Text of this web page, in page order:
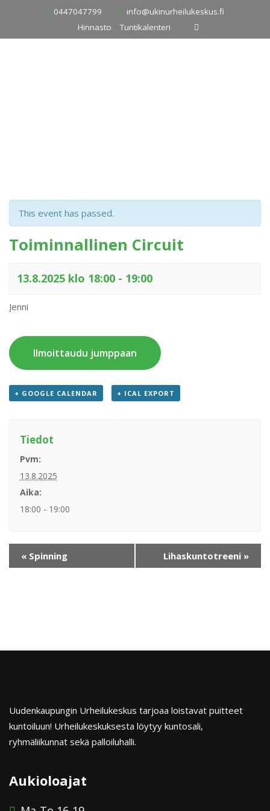
content
0447047799
info@ukinurheilukeskus.fi
Hinnasto
Tuntikalenteri
This event has passed.
Toiminnallinen Circuit
13.8.2025 klo 18:00 - 19:00
Jenni
Ilmoittaudu jumppaan
+ GOOGLE CALENDAR + ICAL EXPORT
Tiedot
Pvm:
13.8.2025
Aika:
18:00 - 19:00
« Spinning Lihaskuntotreeni »
Uudenkaupungin Urheilukeskus tarjoaa loistavat puitteet
kuntoiluun! Urheilukeskuksesta löytyy kuntosali,
ryhmäliikunnat sekä palloiluhalli.
Aukioloajat